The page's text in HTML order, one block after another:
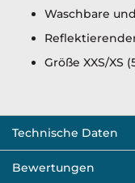
Waschbare
Größe XXS/XS
Technische Daten
Bewertungen